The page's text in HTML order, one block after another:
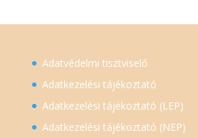
Adatvédelmi tisztviselő
Adatkezelési tájékoztató
Adatkezelési tájékoztató (LEP)
Adatkezelési tájékoztató (NEP)